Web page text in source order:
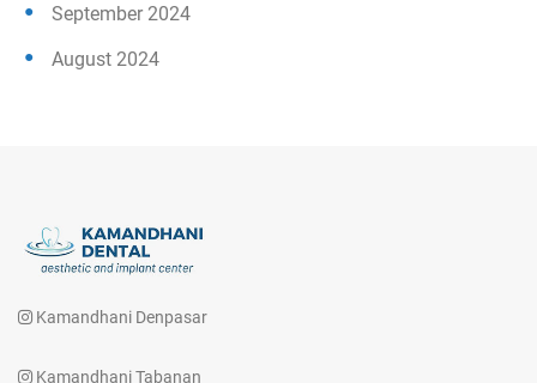
September 2024
August 2024
Kamandhani Denpasar
Kamandhani Tabanan